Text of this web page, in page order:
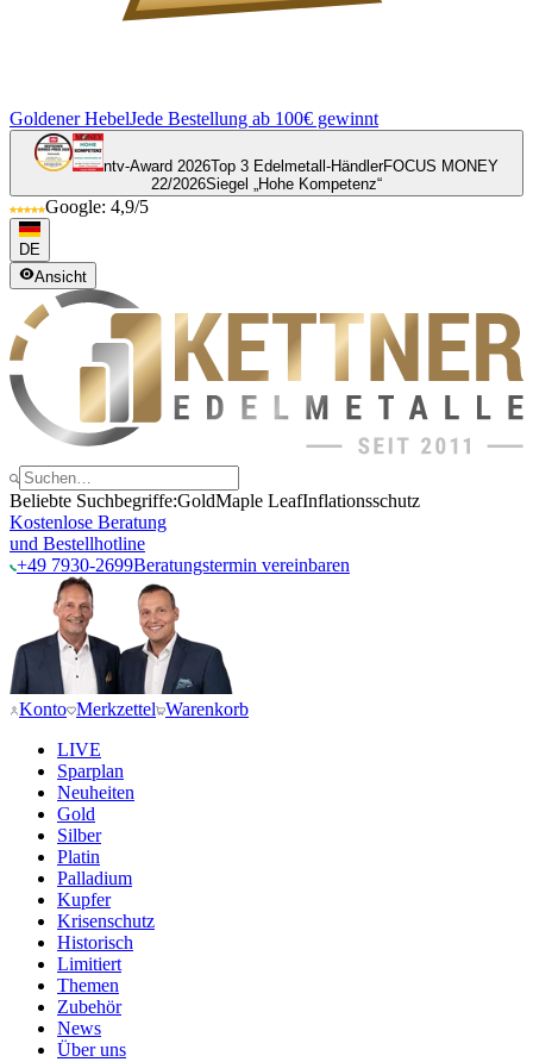
Goldener HebelJede Bestellung ab 100€ gewinnt
ntv-Award 2026Top 3 Edelmetall-HändlerFOCUS MONEY
22/2026Siegel „Hohe Kompetenz“
Google: 4,9/5
DE
Ansicht
Beliebte Suchbegriffe:GoldMaple LeafInflationsschutz
Kostenlose Beratung
und Bestellhotline
+49 7930-2699Beratungstermin vereinbaren
Konto Merkzettel Warenkorb
LIVE
Sparplan
Neuheiten
Gold
Silber
Platin
Palladium
Kupfer
Krisenschutz
Historisch
Limitiert
Themen
Zubehör
News
Über uns